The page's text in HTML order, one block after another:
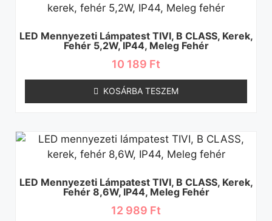
LED Mennyezeti Lámpatest TIVI, B CLASS, Kerek,
Fehér 5,2W, IP44, Meleg Fehér
10 189 Ft
KOSÁRBA TESZEM
LED Mennyezeti Lámpatest TIVI, B CLASS, Kerek,
Fehér 8,6W, IP44, Meleg Fehér
12 989 Ft